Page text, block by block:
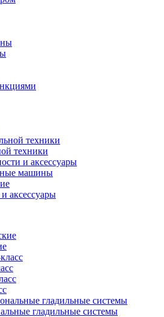
техники
техники
и аксессуары
машины
аксессуары
гладильные системы